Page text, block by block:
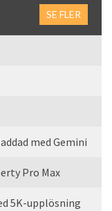
SE FLER
med Gemini
Pro Max
5K-upplösning